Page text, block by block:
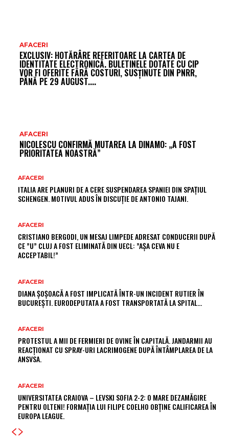
AFACERI
EXCLUSIV: HOTĂRÂRE REFERITOARE LA CARTEA DE
IDENTITATE ELECTRONICĂ. BULETINELE DOTATE CU CIP
VOR FI OFERITE FĂRĂ COSTURI, SUSȚINUTE DIN PNRR,
PÂNĂ PE 29 AUGUST....
AFACERI
NICOLESCU CONFIRMĂ MUTAREA LA DINAMO: „A FOST
PRIORITATEA NOASTRĂ”
AFACERI
ITALIA ARE PLANURI DE A CERE SUSPENDAREA SPANIEI DIN SPAȚIUL
SCHENGEN. MOTIVUL ADUS ÎN DISCUȚIE DE ANTONIO TAJANI.
AFACERI
CRISTIANO BERGODI, UN MESAJ LIMPEDE ADRESAT CONDUCERII DUPĂ
CE ”U” CLUJ A FOST ELIMINATĂ DIN UECL: ”AȘA CEVA NU E
ACCEPTABIL!”
AFACERI
DIANA ȘOȘOACĂ A FOST IMPLICATĂ ÎNTR-UN INCIDENT RUTIER ÎN
BUCUREȘTI. EURODEPUTATA A FOST TRANSPORTATĂ LA SPITAL…
AFACERI
PROTESTUL A MII DE FERMIERI DE OVINE ÎN CAPITALĂ. JANDARMII AU
REACȚIONAT CU SPRAY-URI LACRIMOGENE DUPĂ ÎNTÂMPLAREA DE LA
ANSVSA.
AFACERI
UNIVERSITATEA CRAIOVA – LEVSKI SOFIA 2-2: O MARE DEZAMĂGIRE
PENTRU OLTENI! FORMAȚIA LUI FILIPE COELHO OBȚINE CALIFICAREA ÎN
EUROPA LEAGUE.